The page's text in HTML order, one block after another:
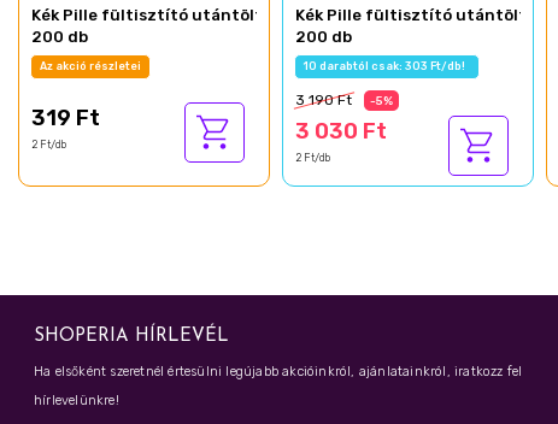
Kék Pille fültisztító utántöltő
200 db
Az akció részletei
319 Ft
2 Ft/db
Kék Pille fültisztító utántöltő
200 db
10 darabtól csak: 303 Ft/db!
3 190 Ft -5%
3 030 Ft
2 Ft/db
SHOPERIA HÍRLEVÉL
Ha elsőként szeretnél értesülni legújabb akcióinkról, ajánlatainkról, iratkozz fel
hírlevelünkre!